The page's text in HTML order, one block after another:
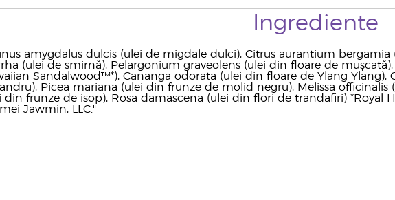
Ingrediente
amygdalus dulcis (ulei de migdale dulci), Citrus aurantium
(ulei de smirnă), Pelargonium graveolens (ulei din floare de
Sandalwood™*), Cananga odorata (ulei din floare de Ylang
Picea mariana (ulei din frunze de molid negru), Melissa officinalis
din frunze de isop), Rosa damascena (ulei din flori de trandafiri) *Royal
Jawmin, LLC."